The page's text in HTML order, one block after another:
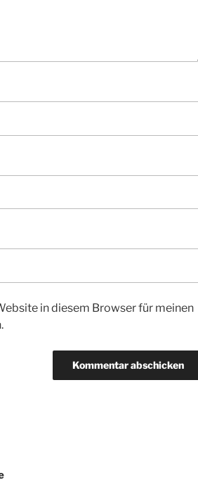
in diesem Browser für meinen